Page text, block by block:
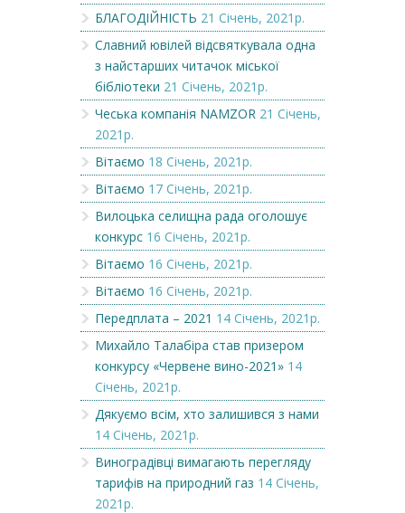
БЛАГОДІЙНІСТЬ 21 Січень, 2021р.
Славний ювілей відсвяткувала одна
з найстарших читачок міської
бібліотеки 21 Січень, 2021р.
Чеська компанія NAMZOR 21 Січень,
2021р.
Вітаємо 18 Січень, 2021р.
Вітаємо 17 Січень, 2021р.
Вилоцька селищна рада оголошує
конкурс 16 Січень, 2021р.
Вітаємо 16 Січень, 2021р.
Вітаємо 16 Січень, 2021р.
Передплата – 2021 14 Січень, 2021р.
Михайло Талабіра став призером
конкурсу «Червене вино-2021» 14
Січень, 2021р.
Дякуємо всім, хто залишився з нами
14 Січень, 2021р.
Виноградівці вимагають перегляду
тарифів на природний газ 14 Січень,
2021р.